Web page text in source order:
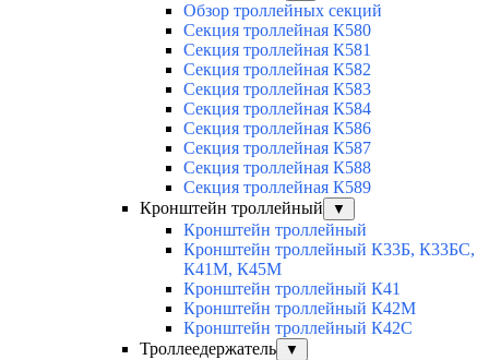
Обзор троллейных секций
Секция троллейная К580
Секция троллейная К581
Секция троллейная К582
Секция троллейная К583
Секция троллейная К584
Секция троллейная К586
Секция троллейная К587
Секция троллейная К588
Секция троллейная К589
Кронштейн троллейный
▼
Кронштейн троллейный
Кронштейн троллейный К33Б, К33БС,
К41М, К45М
Кронштейн троллейный К41
Кронштейн троллейный К42М
Кронштейн троллейный К42С
Троллеедержатель
▼